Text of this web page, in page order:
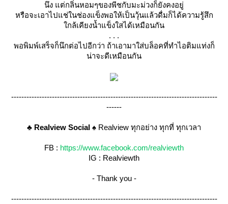
นึง แต่กลิ่นหอมๆของพีชกับมะม่วงก็ยังคงอยู่
หรือจะเอาไปแช่ในช่องแข็งพอให้เป็นวุ้นแล้วดื่มก็ได้ความรู้สึก
กล้เคียงน้ำแข็งใสได้เหมือนกัน
. . .
พอพิมพ์เสร็จก็นึกต่อไปอีกว่า ถ้าเอามาใส่บล็อคที่ทำไอติมแท่งก็
น่าจะดีเหมือนกัน
---------------------------------------------------------------------------------
------
♣ Realview Social ♠ Realview ทุกอย่าง ทุกที่ ทุกเวลา
FB : https://www.facebook.com/realviewth
IG : Realviewth
- Thank you -
---------------------------------------------------------------------------------